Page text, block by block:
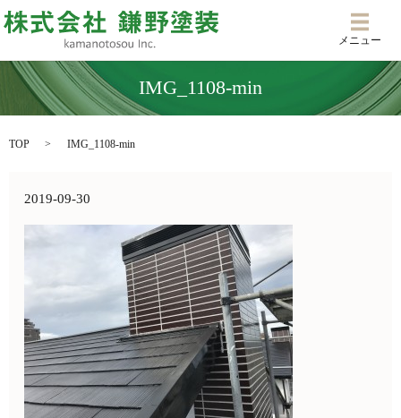
メニ
メニュー
IMG_1108-min
TOP IMG_1108-min
2019-09-30